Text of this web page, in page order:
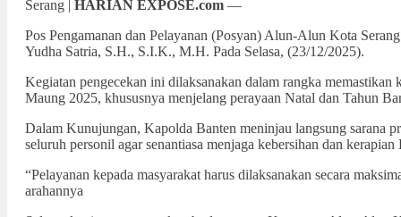
Serang | HARIAN EXPOSE.com —
Pos Pengamanan dan Pelayanan (Posyan) Alun-Alun Kota
Yudha Satria, S.H., S.I.K., M.H. Pada Selasa, (23/12/2025).
Kegiatan pengecekan ini dilaksanakan dalam rangka
Maung 2025, khususnya menjelang perayaan Natal dan Tahun
Dalam Kunujungan, Kapolda Banten meninjau langsung sarana
seluruh personil agar senantiasa menjaga kebersihan dan
“Pelayanan kepada masyarakat harus dilaksanakan secara
arahannya